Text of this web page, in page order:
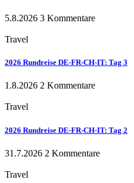
5.8.2026 3 Kommentare
Travel
2026 Rundreise DE-FR-CH-IT: Tag 3
1.8.2026 2 Kommentare
Travel
2026 Rundreise DE-FR-CH-IT: Tag 2
31.7.2026 2 Kommentare
Travel